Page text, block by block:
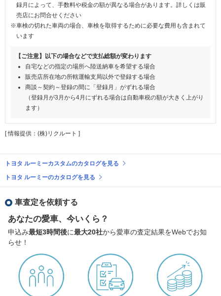
録月によって、手数料や税金の額が異なる場合があります。詳しくは販
売店にお問合せください
※車検の切れた車両の場合、車検を取得するために必要な費用も含まれて
います
【ご注意】以下の場合などで支払総額が変わります
自宅などの指定の場所へ陸送納車を希望する場合
販売店所在地の所轄運輸支局以外で登録する場合
商談～契約～登録の間に「登録月」がずれる場合
（登録月が3月から4月にずれる場合は自動車税の額が大きく上がり
ます）
[ 情報提供：(株)リクルート ]
トヨタ ルーミーカスタムのカタログを見る
トヨタ ルーミーのカタログを見る
車査定を依頼する
あなたの愛車、今いくら？
申込み最短3時間後に最大20社から愛車の査定結果をWebでお知
らせ！